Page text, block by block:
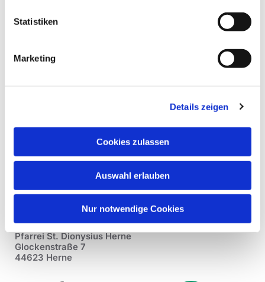
Statistiken
Marketing
Details zeigen
Cookies zulassen
Auswahl erlauben
Nur notwendige Cookies
Pfarrei St. Dionysius Herne
Glockenstraße 7
44623 Herne